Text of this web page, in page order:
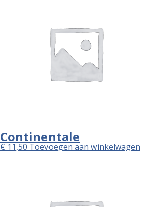
Continentale
€11,50Toevoegen aan winkelwagen